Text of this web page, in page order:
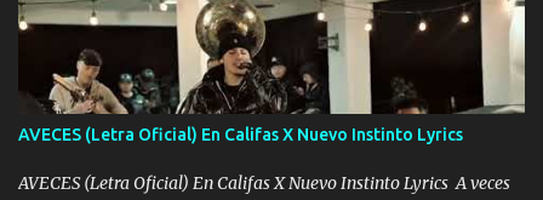
AVECES (Letra Oficial) En Califas X Nuevo Instinto Lyrics
AVECES (Letra Oficial) En Califas X Nuevo Instinto Lyrics A veces